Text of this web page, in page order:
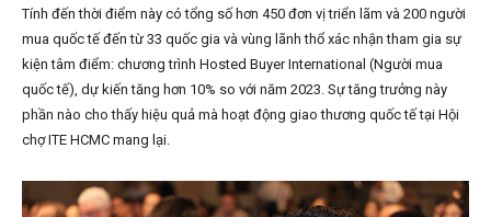
Tính đến thời điểm này có tổng số hơn 450 đơn vị triển lãm và 200 người
mua quốc tế đến từ 33 quốc gia và vùng lãnh thổ xác nhận tham gia sự
kiện tâm điểm: chương trình Hosted Buyer International (Người mua
quốc tế), dự kiến tăng hơn 10% so với năm 2023. Sự tăng trưởng này
phần nào cho thấy hiệu quả mà hoạt động giao thương quốc tế tại Hội
chợ ITE HCMC mang lại.